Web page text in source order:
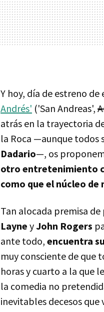
Y hoy, día de estreno
Andrés' ('San Andreas',
atrás en la trayectoria
la Roca —aunque todos
Dadario—, os
otro entretenimiento
como que el núcleo
Tan alocada premisa
Layne yJohn Rogers
ante todo, encuentra
muy consciente de que
horas y cuarto a la que
la comedia no
inevitables decesos que